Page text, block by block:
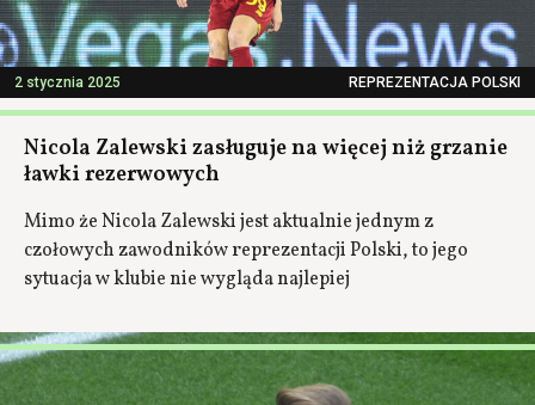
2 stycznia 2025 REPREZENTACJA POLSKI
Nicola Zalewski zasługuje na więcej niż grzanie
ławki rezerwowych
Mimo że Nicola Zalewski jest aktualnie jednym z
czołowych zawodników reprezentacji Polski, to jego
sytuacja w klubie nie wygląda najlepiej